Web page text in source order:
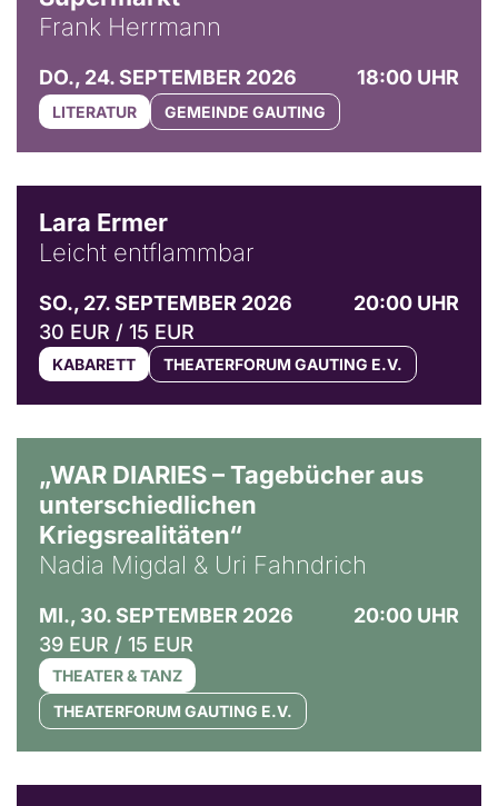
Frank Herrmann
DO., 24. SEPTEMBER 2026 18:00 UHR
LITERATUR GEMEINDE GAUTING
Lara Ermer
Leicht entflammbar
SO., 27. SEPTEMBER 2026
20:00 UHR
30 EUR / 15 EUR
KABARETT THEATERFORUM GAUTING E.V.
„WAR DIARIES – Tagebücher aus
unterschiedlichen
Kriegsrealitäten“
Nadia Migdal & Uri Fahndrich
MI., 30. SEPTEMBER 2026
20:00 UHR
39 EUR / 15 EUR
THEATER & TANZ
THEATERFORUM GAUTING E.V.